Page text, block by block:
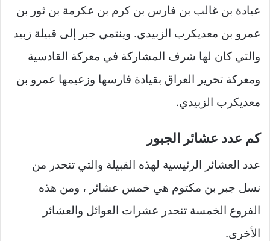
عيادة بن غالب بن فارس بن كرم بن عكرمة بن ثور بن
عمرو بن معديكرب الزبيدي. وينتمي جبر إلى قبيلة زبيد
والتي كان لها شرف المشاركة في معركة القادسية
ومعركة تحرير العراق بقيادة فارسها وزعيمها عمرو بن
معديكرب الزبيدي.
كم عدد عشائر الجبور
عدد العشائر الرئيسية لهذه القبيلة والتي تنحدر من
نسل جبر بن مكتوم هي خمس عشائر ، ومن هذه
الفروع الخمسة تنحدر عشرات العوائل والعشائر
الأخرى.